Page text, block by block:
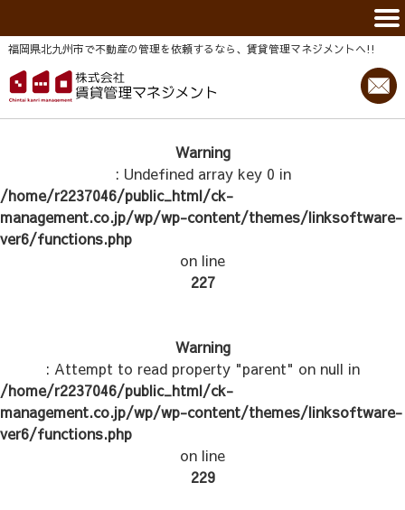
福岡県北九州市で不動産の管理を依頼するなら、賃貸管理マネジメントヘ!!
Warning
: Undefined array key 0 in
/home/r2237046/public_html/ck-
management.co.jp/wp/wp-content/themes/linksoftware-
ver6/functions.php
on line
227
Warning
: Attempt to read property "parent" on null in
/home/r2237046/public_html/ck-
management.co.jp/wp/wp-content/themes/linksoftware-
ver6/functions.php
on line
229